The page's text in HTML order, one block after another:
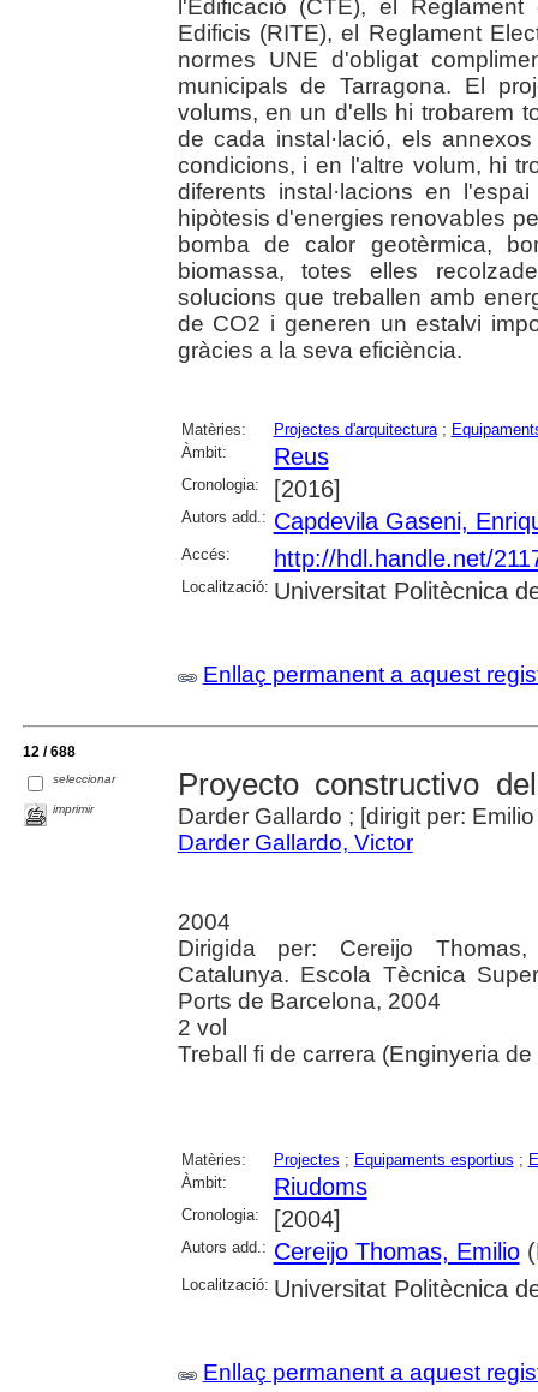
l'Edificació (CTE), el
Edificis (RITE), el Reglament
normes UNE d'obligat
municipals de Tarragona. El
volums, en un d'ells hi trobarem
de cada instal·lació, els
condicions, i en l'altre volum, hi
diferents instal·lacions en
hipòtesis d'energies renovables
bomba de calor geotèrmica,
biomassa, totes elles
solucions que treballen amb
de CO2 i generen un estalvi
gràcies a la seva eficiència.
Matèries: Projectes d'arquitectura;
Àmbit:
Reus
Cronologia: [2016]
Autors add.: Capdevila Gaseni,
Accés: http://hdl.handle.net/
Localització: Universitat Politècnica
Enllaç permanent a aquest
12 / 688
seleccionar
imprimir
Proyecto constructivo
Darder Gallardo ; [dirigit per:
Darder Gallardo, Victor
2004
Dirigida per: Cereijo
Catalunya. Escola Tècnica
Ports de Barcelona, 2004
2 vol
Treball fi de carrera (Enginyeria
Matèries: Projectes ; Equipaments esportius ;
Àmbit:
Riudoms
Cronologia: [2004]
Autors add.: Cereijo Thomas, Emilio
Localització: Universitat Politècnica
Enllaç permanent a aquest